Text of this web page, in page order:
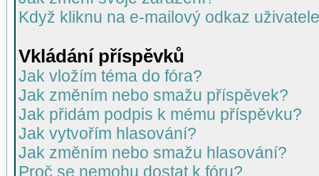
Když kliknu na e-mailový odkaz
Vkládání příspěvků
Jak vložím téma do fóra?
Jak změním nebo smažu příspěvek?
Jak přidám podpis k mému příspěvku?
Jak vytvořím hlasování?
Jak změním nebo smažu hlasování?
Proč se nemohu dostat k fóru?